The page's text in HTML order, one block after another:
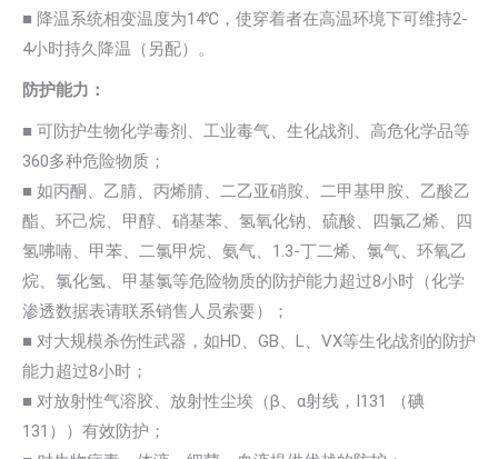
■ 降温系统相变温度为14℃，使穿着者在高温环境下可维持2-
4小时持久降温（另配）。
防护能力：
■ 可防护生物化学毒剂、工业毒气、生化战剂、高危化学品等
360多种危险物质；
■ 如丙酮、乙腈、丙烯腈、二乙亚硝胺、二甲基甲胺、乙酸乙
酯、环己烷、甲醇、硝基苯、氢氧化钠、硫酸、四氯乙烯、四
氢咈喃、甲苯、二氯甲烷、氨气、1.3-丁二烯、氯气、环氧乙
烷、氯化氢、甲基氯等危险物质的防护能力超过8小时（化学
渗透数据表请联系销售人员索要）；
■ 对大规模杀伤性武器，如HD、GB、L、VX等生化战剂的防护
能力超过8小时；
■ 对放射性气溶胶、放射性尘埃（β、α射线，I131 （碘
131））有效防护；